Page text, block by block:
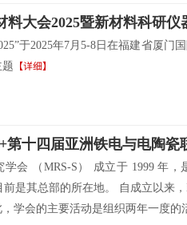
大会2025暨新材料科研仪
于2025年7月5-8日在福建省厦
【详细】
十四届亚洲铁电与电陶瓷
学会 （MRS-S） 成立于 1999 年
前是其总部的所在地。 自成立以来
学会的主要活动是组织两年一度的